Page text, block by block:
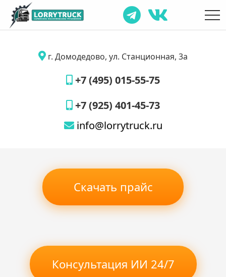
г. Домодедово, ул. Станционная, 3а
+7 (495) 015-55-75
+7 (925) 401-45-73
info@lorrytruck.ru
Скачать прайс
Консультация ИИ 24/7